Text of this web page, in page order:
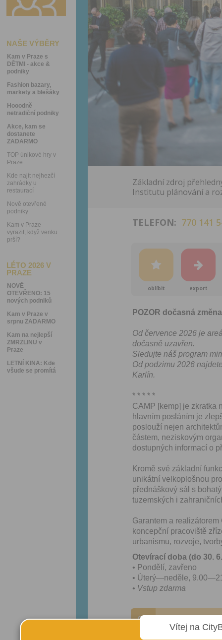
NAŠE VÝBĚRY
Kam v Praze s
DĚTMI - akce &
podniky
Fashion bazary,
markety a blešáky
Hooodně
netradiční podniky
Akce, kam se
dostanete
ZADARMO
TOP únikové hry v
Praze
Kde najít nejhezčí
zahrádky u
restaurací
Nově otevřené
podniky
Kam v Praze
vyrazit, když venku
prší?
LÉTO 2026 V
PRAZE
NOVĚ
OTEVŘENO: 15
nových podniků
Kam v Praze v
srpnu ZADARMO
Kam na nejlepší
ZMRZLINU v
Praze
LETNÍ KINA: Kde
všude se promítá
Základní zdroj
Institutu plánování a
TELEFON: 770 141
oblíbit export
POZOR dočasná
Od července 2026 je
dočasně uzavřen.
Sledujte náš program
Od podzimu 2026
Karlín.
* * * * *
CAMP [kemp] je zkratka
hlavním posláním je
poslouží nejen
částem, neziskovým
dostupných informací o
Kromě své základní
unikátní velkoplošnou
přednáškový sál s
tuzemských i
Garantem a
koncepční pracoviště
urbanismu, rozvoje,
Otevírací doba (do 30.
• Pondělí, zavřeno
• Úterý—neděle,
• Vstup zdarma
Vítej na